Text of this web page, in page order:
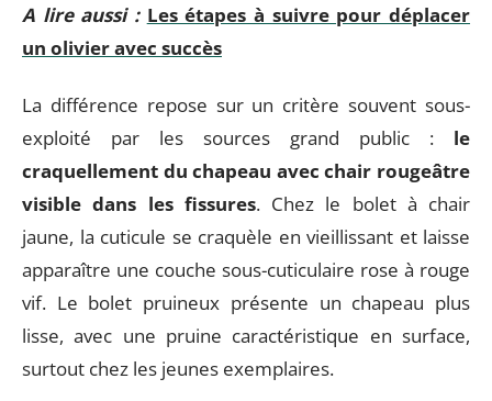
A lire aussi : Les étapes à suivre pour déplacer
un olivier avec succès
La différence repose sur un critère souvent sous-
exploité par les sources grand public : le
craquellement du chapeau avec chair rougeâtre
visible dans les fissures. Chez le bolet à chair
jaune, la cuticule se craquèle en vieillissant et laisse
apparaître une couche sous-cuticulaire rose à rouge
vif. Le bolet pruineux présente un chapeau plus
lisse, avec une pruine caractéristique en surface,
surtout chez les jeunes exemplaires.